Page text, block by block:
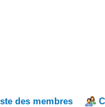
des membres